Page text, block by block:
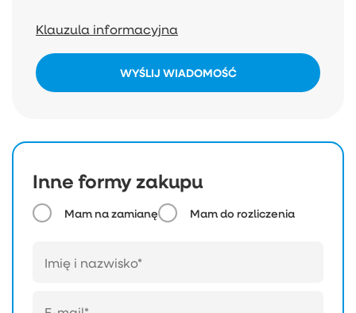
Klauzula informacyjna
WYŚLIJ WIADOMOŚĆ
Inne formy zakupu
Mam na zamianę Mam do rozliczenia